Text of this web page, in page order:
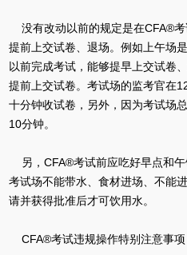
没有改动以前的规定是在CFA®
提前上交试卷、退场。例如上午场
以前完成考试，能够提早上交试卷
提前上交试卷。考试场的监考官在
十分钟收试卷，另外，因为考试场
10分钟。
另，CFA®考试前应吃好早点和午
考试场不能带水、食材进场、不能
请并获得批准后才可饮用水。
CFA®考试违规操作特别注意事项